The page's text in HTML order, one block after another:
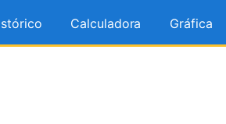
Calculadora Gráfica